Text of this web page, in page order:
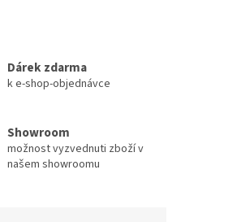
Dárek zdarma
k e-shop-objednávce
Showroom
možnost vyzvednuti zboží v
našem showroomu